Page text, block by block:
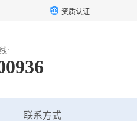
资质认证
:
联系方式